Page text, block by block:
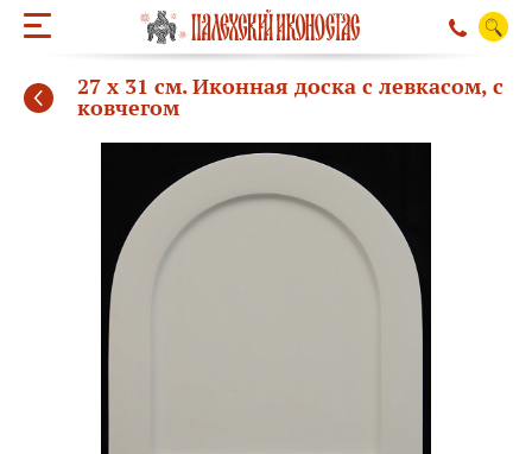
27 х 31 см. Иконная доска с левкасом, с
ковчегом